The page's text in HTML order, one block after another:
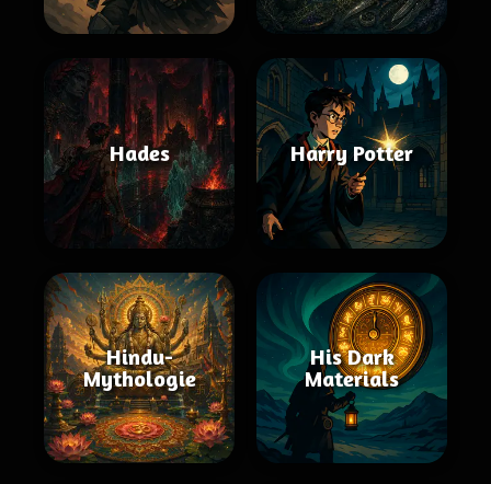
Hades Harry Potter
Hindu-
Mythologie
His Dark
Materials